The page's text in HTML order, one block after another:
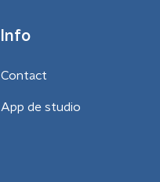
Info
Contact
App de studio